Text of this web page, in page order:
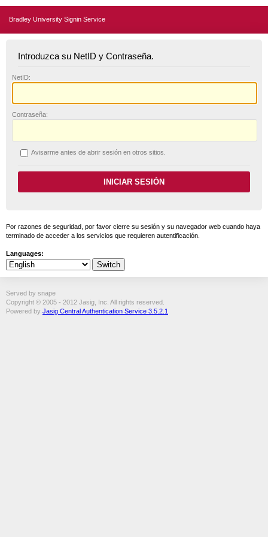
Bradley University Signin Service
Introduzca su NetID y Contraseña.
NetID:
Contraseña:
Avisarme antes de abrir sesión en otros sitios.
Por razones de seguridad, por favor cierre su sesión y su navegador web cuando haya
terminado de acceder a los servicios que requieren autentificación.
Languages:
Served by snape
Copyright © 2005 - 2012 Jasig, Inc. All rights reserved.
Powered by Jasig Central Authentication Service 3.5.2.1